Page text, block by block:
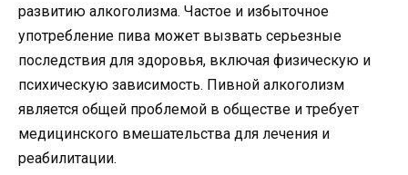
развитию алкоголизма. Частое и избыточное
употребление пива может вызвать серьезные
последствия для здоровья, включая физическую и
психическую зависимость. Пивной алкоголизм
является общей проблемой в обществе и требует
медицинского вмешательства для лечения и
реабилитации.